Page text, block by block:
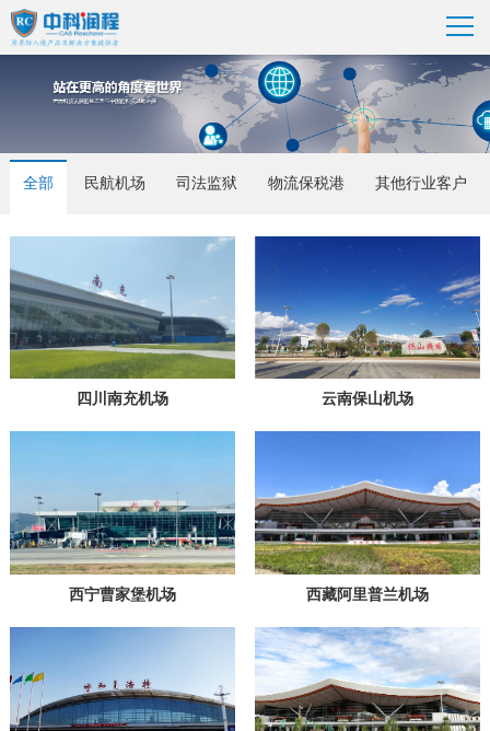
全部 民航机场 司法监狱 物流保税港 其他行业客户
四川南充机场 云南保山机场
西宁曹家堡机场 西藏阿里普兰机场